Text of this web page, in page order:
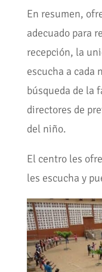
En resumen,
adecuado para
recepción, la
escucha a cada
búsqueda de la
directores de
del niño.
El centro les
les escucha y